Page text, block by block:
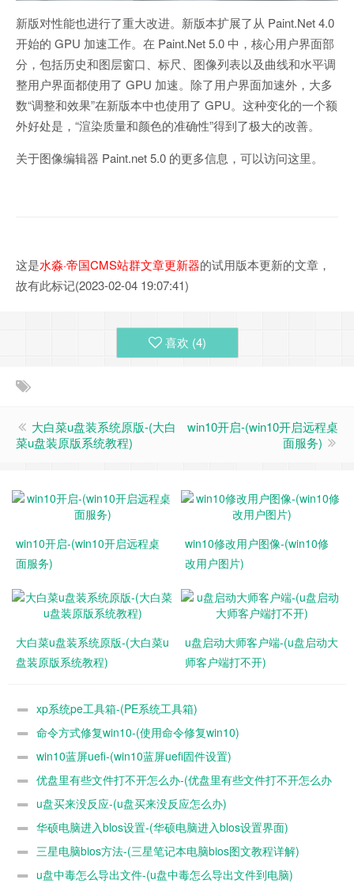
新版对性能也进行了重大改进。新版本扩展了从 Paint.Net 4.0
开始的 GPU 加速工作。在 Paint.Net 5.0 中，核心用户界面部
分，包括历史和图层窗口、标尺、图像列表以及曲线和水平调
整用户界面都使用了 GPU 加速。除了用户界面加速外，大多
数“调整和效果”在新版本中也使用了 GPU。这种变化的一个额
外好处是，“渲染质量和颜色的准确性”得到了极大的改善。
关于图像编辑器 Paint.net 5.0 的更多信息，可以访问这里。
这是水淼·帝国CMS站群文章更新器的试用版本更新的文章，
故有此标记(2023-02-04 19:07:41)
喜欢 (4)
大白菜u盘装系统原版-(大白
菜u盘装原版系统教程)
win10开启-(win10开启远程桌
面服务)
win10开启-(win10开启远程桌
面服务)
win10修改用户图像-(win10修
改用户图片)
大白菜u盘装系统原版-(大白菜u
盘装原版系统教程)
u盘启动大师客户端-(u盘启动大
师客户端打不开)
xp系统pe工具箱-(PE系统工具箱)
命令方式修复win10-(使用命令修复win10)
win10蓝屏uefi-(win10蓝屏uefi固件设置)
优盘里有些文件打不开怎么办-(优盘里有些文件打不开怎么办
呢) u盘买来没反应-(u盘买来没反应怎么办)
华硕电脑进入blos设置-(华硕电脑进入blos设置界面)
三星电脑bios方法-(三星笔记本电脑bios图文教程详解)
u盘中毒怎么导出文件-(u盘中毒怎么导出文件到电脑)